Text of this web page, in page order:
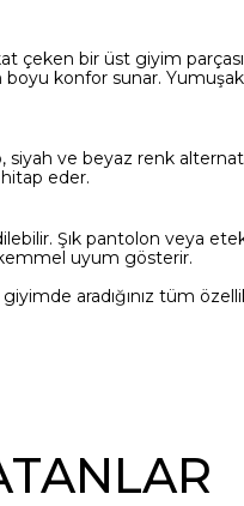
çeken bir üst giyim
boyu konfor sunar.
siyah ve beyaz renk
eder.
Şık pantolon veya
uyum gösterir.
aradığınız tüm